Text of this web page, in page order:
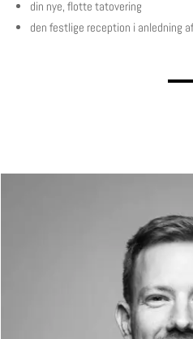
din nye, flotte tatovering
den festlige reception i anledning